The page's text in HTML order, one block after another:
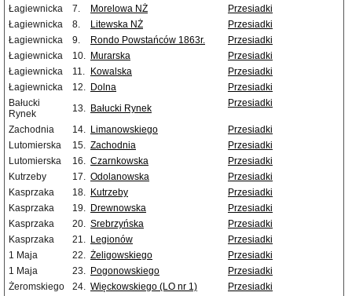
Łagiewnicka
7. Morelowa NŻ
Przesiadki
Łagiewnicka
8. Litewska NŻ
Przesiadki
Łagiewnicka
9. Rondo Powstańców 1863r.
Przesiadki
Łagiewnicka
10. Murarska
Przesiadki
Łagiewnicka
11. Kowalska
Przesiadki
Łagiewnicka
12. Dolna
Przesiadki
Bałucki
Rynek
13. Bałucki Rynek Przesiadki
Zachodnia 14. Limanowskiego
Przesiadki
Lutomierska
15. Zachodnia
Przesiadki
Lutomierska
16. Czarnkowska
Przesiadki
Kutrzeby
17. Odolanowska
Przesiadki
Kasprzaka
18. Kutrzeby
Przesiadki
Kasprzaka
19. Drewnowska
Przesiadki
Kasprzaka
20. Srebrzyńska
Przesiadki
Kasprzaka
21. Legionów
Przesiadki
1 Maja
22. Żeligowskiego
Przesiadki
1 Maja
23. Pogonowskiego
Przesiadki
Żeromskiego
24. Więckowskiego (LO nr 1)
Przesiadki